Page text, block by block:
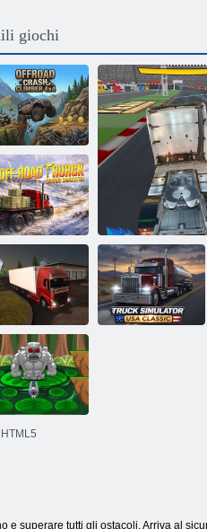
giochi
Climber
fuoristrada 4X4
Simulatore di
guida di camion
fuoristrada
Autista di
camion europei
HTML5
e superare tutti gli ostacoli. Arriva al